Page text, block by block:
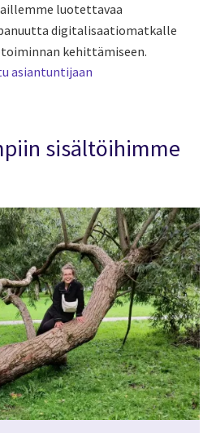
luotettavaa
digitalisaatiomatkalle
kehittämiseen.
asiantuntijaan
sisältöihimme